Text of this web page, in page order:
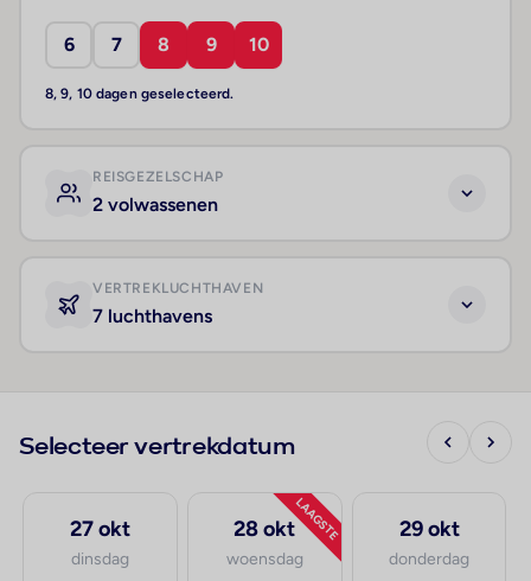
6 7 8 9 10
8, 9, 10 dagen geselecteerd.
REISGEZELSCHAP
2 volwassenen
VERTREKLUCHTHAVEN
7 luchthavens
Selecteer vertrekdatum
27 okt
dinsdag
LAAGSTE
28 okt
woensdag
29 okt
donderdag